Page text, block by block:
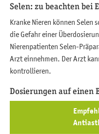
Selen: zu beachten bei
Kranke Nieren können Selen
die Gefahr einer
Nierenpatienten Selen-
Arzt einnehmen. Der Arzt
kontrollieren.
Dosierungen auf einen